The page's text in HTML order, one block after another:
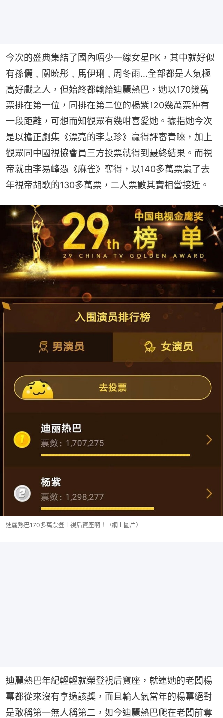
今次的盛典集結了國內唔少一線女星PK，其中就好似
有孫儷﹑關曉彤﹑馬伊琍﹑周冬雨…全部都是人氣極
高好戲之人，但始終都輸給迪麗熱巴，她以170幾萬
票排在第一位，同排在第二位的楊紫120幾萬票仲有
一段距離，可想而知觀眾有幾咁喜愛她。據指她今次
是以擔正劇集《漂亮的李慧珍》贏得評審青睞，加上
觀眾同中國視協會員三方投票就得到最終結果。而視
帝就由李易峰憑《麻雀》奪得，以140多萬票贏了去
年視帝胡歌的130多萬票，二人票數其實相當接近。
迪麗熱巴170多萬票登上視后寶座啊！（網上圖片）
迪麗熱巴年紀輕輕就榮登視后寶座，就連她的老闆楊
冪都從來沒有拿過該獎，而且輪人氣當年的楊冪絕對
是敢稱第一無人稱第二，如今迪麗熱巴爬在老闆前奪